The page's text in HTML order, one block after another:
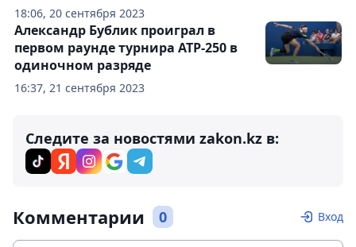
18:06, 20 сентября 2023
16:37, 21 сентября 2023
Александр Бублик проиграл в
первом раунде турнира АТР-250 в
одиночном разряде
Следите за новостями zakon.kz в:
Комментарии 0 Вход